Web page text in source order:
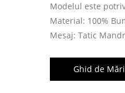
Modelul este
Material: 100%
Mesaj: Tatic
Ghid de